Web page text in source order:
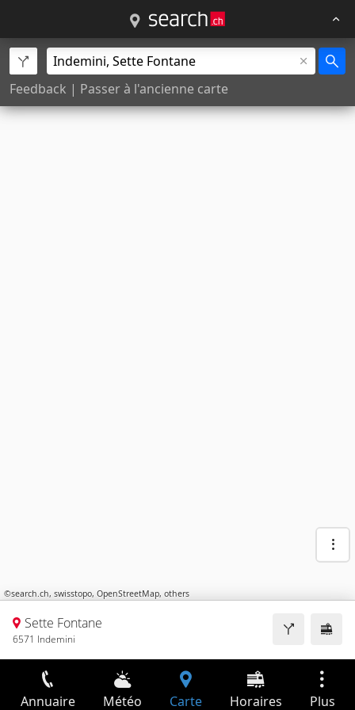
Feedback | Passer à l'ancienne carte
©search.ch, swisstopo, OpenStreetMap, others
Sette Fontane
6571 Indemini
Annuaire Météo Carte Horaires Plus